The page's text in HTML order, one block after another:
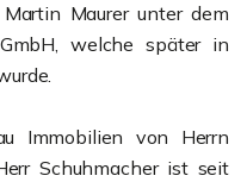
Maurer unter dem
welche später in
Immobilien von Herrn
Schuhmacher ist seit